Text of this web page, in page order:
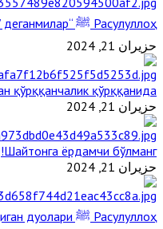
Расулуллоҳ ﷺ “Қабримни қайта-қайта зиёрат қилманглар” деганмилар?
حزيران 21, 2024
қўрққанчалик қўрққанида
حزيران 21, 2024
Шайтонга ёрдамчи бўлманг!
حزيران 21, 2024
Расулуллоҳ ﷺ уйқудан турганларида ўқиган дуолари